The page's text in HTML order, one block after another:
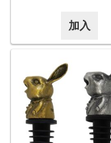
加入